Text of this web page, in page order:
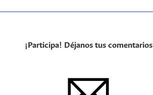
¡Participa! Déjanos tus comentarios